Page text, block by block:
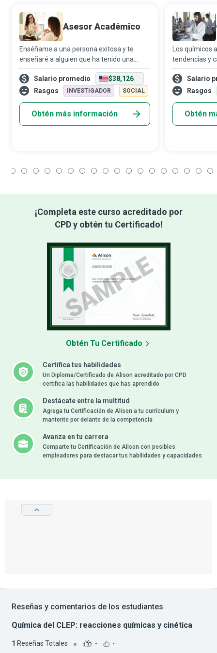
Asesor Académico
Enséñame a una persona exitosa y te
enseñaré a alguien que ha tenido una
influencia realmente positiva en su vida;
una de ellas es un Consejero Académico
que ayuda a los estudiantes a aprovechar
Salario promedio
$38,126
Rasgos
INVESTIGADOR SOCIAL
Obtén más información
Los
tendencias y
terrestre, y
granSalario
Rasgos
Obtén
¡Completa este curso acreditado por
CPD y obtén tu Certificado!
Certifica tus habilidades
Un Diploma/Certificado de Alison acreditado por CPD
certifica las habilidades que has aprendido
Destácate entre la multitud
Agrega tu Certificación de Alison a tu currículum y
mantente por delante de la competencia
Avanza en tu carrera
Comparte tu Certificación de Alison con posibles
empleadores para destacar tus habilidades y capacidades
Obtén Tu Certificado
Reseñas y comentarios de los estudiantes
Química del CLEP: reacciones químicas y cinética
1 Reseñas Totales - -